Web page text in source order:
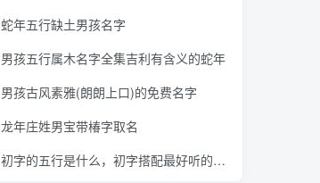
蛇年五行缺土男孩名字
男孩五行属木名字全集吉利有含义的蛇年
男孩古风素雅(朗朗上口)的免费名字
龙年庄姓男宝带椿字取名
初字的五行是什么，初字搭配最好听的男孩名字